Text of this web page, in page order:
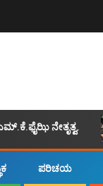
ನೇತೃತ್ವ.
ಪರಿಚಯ